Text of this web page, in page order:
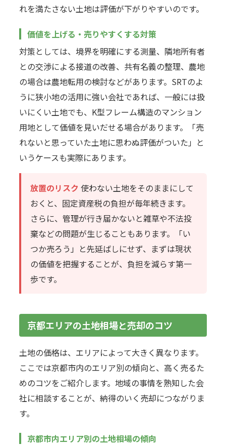
れを満たさない土地は評価が下がりやすいのです。
価値を上げる・売りやすくする対策
対策としては、境界を明確にする測量、隣地所有者
との交渉による接道の改善、共有名義の整理、農地
の場合は農地転用の検討などがあります。SRTのよ
うに狭小地の活用に強い会社であれば、一般には扱
いにくい土地でも、K型フレーム構造のマンション
用地として価値を見いだせる場合があります。「売
れないと思っていた土地に思わぬ評価がついた」と
いうケースも実際にあります。
放置のリスク 使わない土地をそのままにして
おくと、固定資産税の負担が毎年続きます。
さらに、管理が行き届かないと雑草や不法投
棄などの問題が生じることもあります。「い
つか売ろう」と先延ばしにせず、まずは現状
の価値を把握することが、負担を減らす第一
歩です。
京都エリアの土地相場と売却のコツ
土地の価格は、エリアによって大きく異なります。
ここでは京都市内のエリア別の傾向と、高く売るた
めのコツをご紹介します。地域の事情を熟知した会
社に相談することが、納得のいく売却につながりま
す。
京都市内エリア別の土地相場の傾向